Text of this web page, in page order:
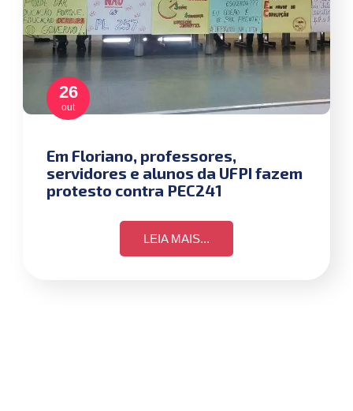
26
out
Em Floriano, professores,
servidores e alunos da UFPI fazem
protesto contra PEC241
LEIA MAIS...